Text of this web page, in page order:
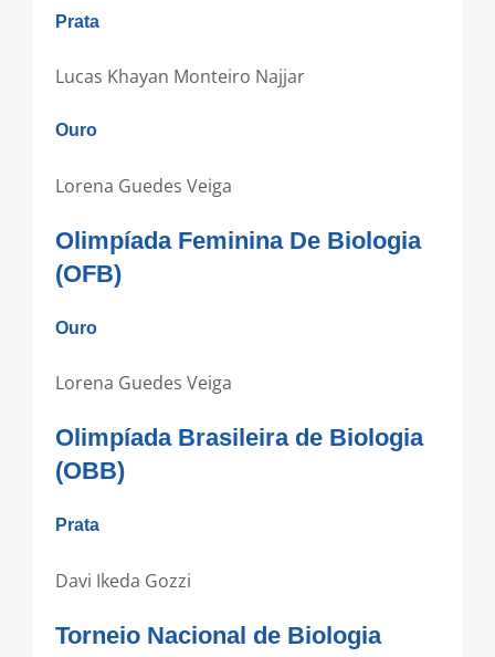
Prata
Lucas Khayan Monteiro Najjar
Ouro
Lorena Guedes Veiga
Olimpíada Feminina De Biologia
(OFB)
Ouro
Lorena Guedes Veiga
Olimpíada Brasileira de Biologia
(OBB)
Prata
Davi Ikeda Gozzi
Torneio Nacional de Biologia